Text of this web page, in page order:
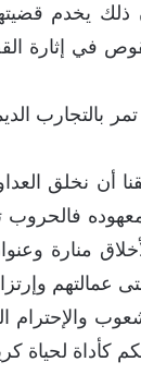
ذلك يخدم
إثارة
أن نخلق
فالحروب
منارة
عمالتهم
والإحترام
كأداة لحياة